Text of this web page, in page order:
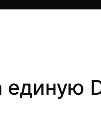
единую